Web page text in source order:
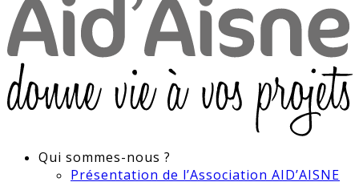
Qui sommes-nous ?
Présentation de l’Association AID’AISNE